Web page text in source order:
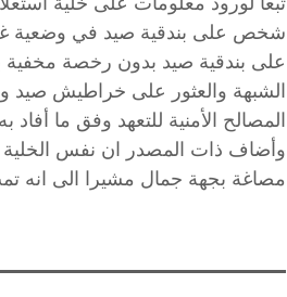
شخص على بندقية صيد في وضعية غير
على بندقية صيد بدون رخصة مخفية
الشبهة والعثور على خراطيش صيد
المصالح الأمنية للتعهد وفق ما
وأضاف ذات المصدر ان نفس
مصاغة بجهة جمال مشيرا الى انه